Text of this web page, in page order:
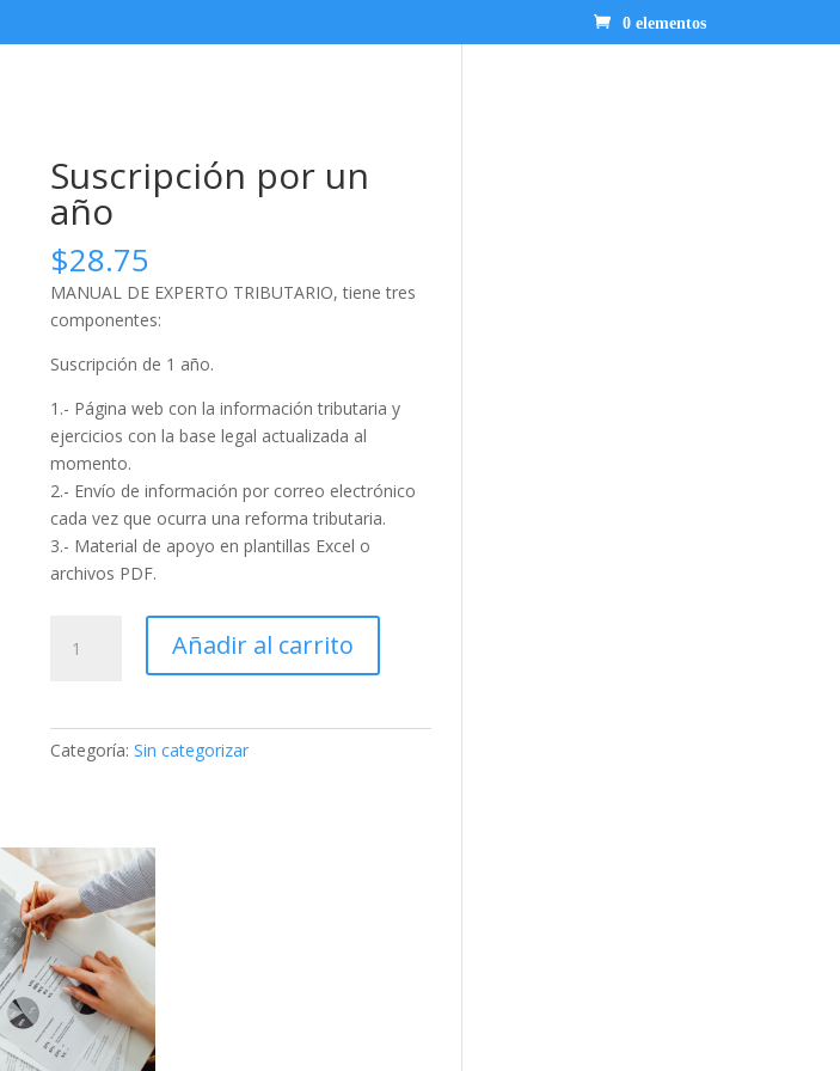
0 elementos
Suscripción por un
año
$28.75
MANUAL DE EXPERTO TRIBUTARIO, tiene tres
componentes:
Suscripción de 1 año.
1.- Página web con la información tributaria y
ejercicios con la base legal actualizada al
momento.
2.- Envío de información por correo electrónico
cada vez que ocurra una reforma tributaria.
3.- Material de apoyo en plantillas Excel o
archivos PDF.
cantidad
Añadir al carrito
Categoría: Sin categorizar